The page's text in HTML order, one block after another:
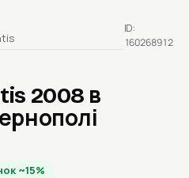
2008 в
~15%
ID:
160268912